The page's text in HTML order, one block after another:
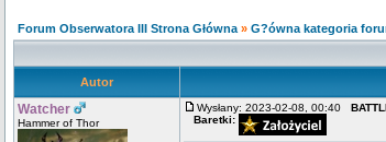
Forum Obserwatora III Strona Główna » G?ówna kategoria
Autor
Watcher
Hammer of Thor
Wysłany: 2023-02-08, 00:40
Baretki: